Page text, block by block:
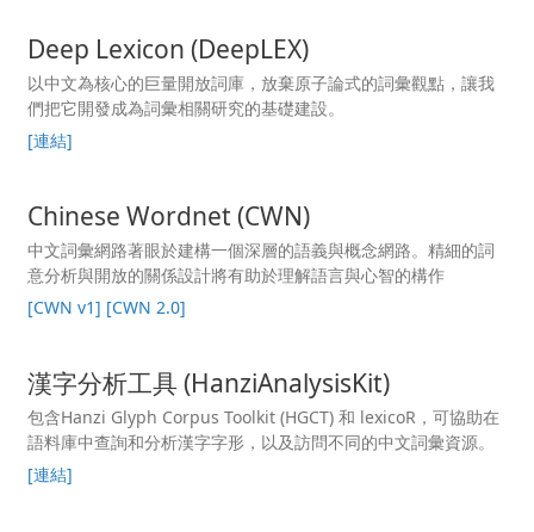
Deep Lexicon (DeepLEX)
以中文為核心的巨量開放詞庫，放棄原子論式的詞彙觀點，讓我
們把它開發成為詞彙相關研究的基礎建設。
[連結]
Chinese Wordnet (CWN)
中文詞彙網路著眼於建構一個深層的語義與概念網路。精細的詞
意分析與開放的關係設計將有助於理解語言與心智的構作
[CWN v1] [CWN 2.0]
漢字分析工具 (HanziAnalysisKit)
包含Hanzi Glyph Corpus Toolkit (HGCT) 和 lexicoR，可協助在
語料庫中查詢和分析漢字字形，以及訪問不同的中文詞彙資源。
[連結]